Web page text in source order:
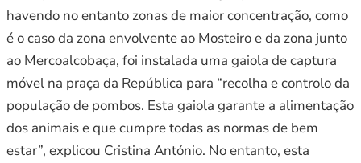
havendo no entanto zonas de maior concentração, como
é o caso da zona envolvente ao Mosteiro e da zona junto
ao Mercoalcobaça, foi instalada uma gaiola de captura
móvel na praça da República para “recolha e controlo da
população de pombos. Esta gaiola garante a alimentação
dos animais e que cumpre todas as normas de bem
estar”, explicou Cristina António. No entanto, esta